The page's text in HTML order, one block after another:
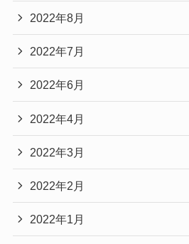
2022年8月
2022年7月
2022年6月
2022年4月
2022年3月
2022年2月
2022年1月